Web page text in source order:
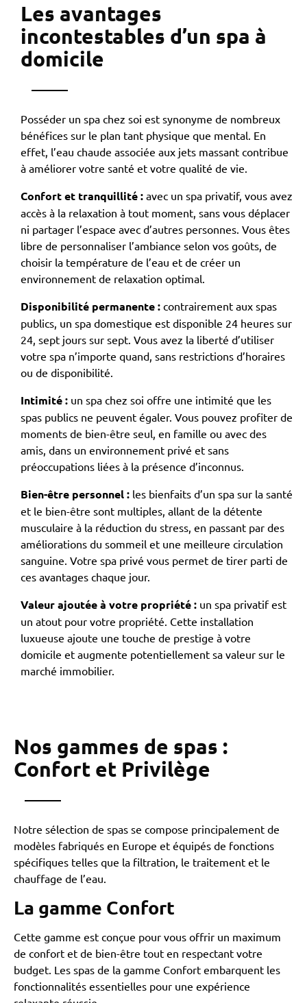
Les avantages
incontestables d’un spa à
domicile
Posséder un spa chez soi est synonyme de nombreux
bénéfices sur le plan tant physique que mental. En
effet, l’eau chaude associée aux jets massant contribue
à améliorer votre santé et votre qualité de vie.
Confort et tranquillité : avec un spa privatif, vous avez
accès à la relaxation à tout moment, sans vous déplacer
ni partager l’espace avec d’autres personnes. Vous êtes
libre de personnaliser l’ambiance selon vos goûts, de
choisir la température de l’eau et de créer un
environnement de relaxation optimal.
Disponibilité permanente : contrairement aux spas
publics, un spa domestique est disponible 24 heures sur
24, sept jours sur sept. Vous avez la liberté d’utiliser
votre spa n’importe quand, sans restrictions d’horaires
ou de disponibilité.
Intimité : un spa chez soi offre une intimité que les
spas publics ne peuvent égaler. Vous pouvez profiter de
moments de bien-être seul, en famille ou avec des
amis, dans un environnement privé et sans
préoccupations liées à la présence d’inconnus.
Bien-être personnel : les bienfaits d’un spa sur la santé
et le bien-être sont multiples, allant de la détente
musculaire à la réduction du stress, en passant par des
améliorations du sommeil et une meilleure circulation
sanguine. Votre spa privé vous permet de tirer parti de
ces avantages chaque jour.
Valeur ajoutée à votre propriété : un spa privatif est
un atout pour votre propriété. Cette installation
luxueuse ajoute une touche de prestige à votre
domicile et augmente potentiellement sa valeur sur le
marché immobilier.
Nos gammes de spas :
Confort et Privilège
Notre sélection de spas se compose principalement de
modèles fabriqués en Europe et équipés de fonctions
spécifiques telles que la filtration, le traitement et le
chauffage de l’eau.
La gamme Confort
Cette gamme est conçue pour vous offrir un maximum
de confort et de bien-être tout en respectant votre
budget. Les spas de la gamme Confort embarquent les
fonctionnalités essentielles pour une expérience